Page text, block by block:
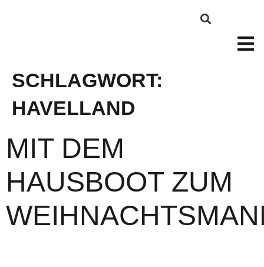
SCHLAGWORT:
HAVELLAND
MIT DEM
HAUSBOOT ZUM